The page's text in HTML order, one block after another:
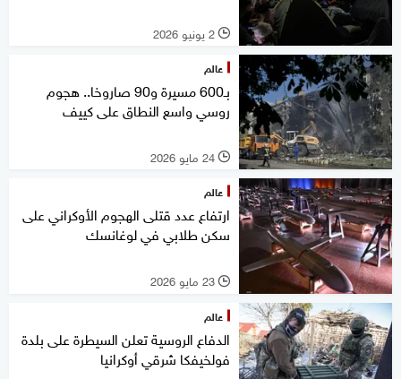
l 2 يونيو 2026
عالم
بـ600 مسيرة و90 صاروخا.. هجوم
روسي واسع النطاق على كييف
l 24 مايو 2026
عالم
ارتفاع عدد قتلى الهجوم الأوكراني على
سكن طلابي في لوغانسك
l 23 مايو 2026
عالم
الدفاع الروسية تعلن السيطرة على بلدة
فولخيفكا شرقي أوكرانيا